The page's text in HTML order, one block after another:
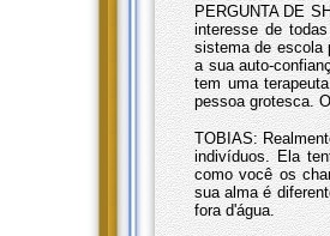
PERGUNTA DE
interesse de
sistema de escola
a sua auto-
tem uma
pessoa grotesca.
TOBIAS:
indivíduos. Ela
como você os
sua alma é
fora d'água.